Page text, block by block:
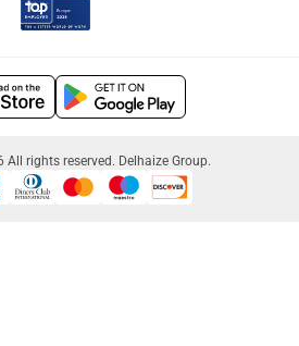
rights reserved. Delhaize Group.